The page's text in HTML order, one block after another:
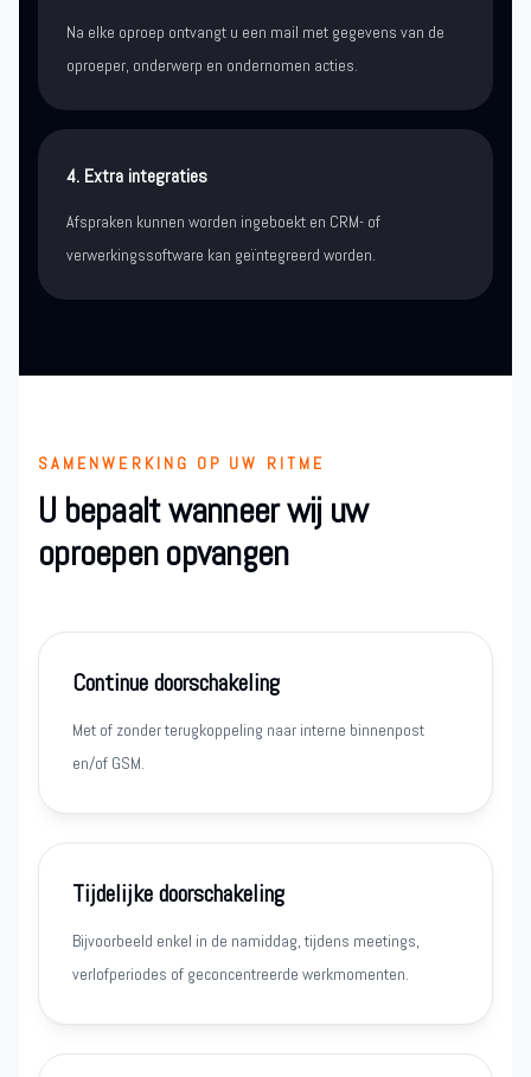
Na elke oproep ontvangt u een mail met gegevens van de
oproeper, onderwerp en ondernomen acties.
4. Extra integraties
Afspraken kunnen worden ingeboekt en CRM- of
verwerkingssoftware kan geïntegreerd worden.
SAMENWERKING OP UW RITME
U bepaalt wanneer wij uw
oproepen opvangen
Continue doorschakeling
Met of zonder terugkoppeling naar interne binnenpost
en/of GSM.
Tijdelijke doorschakeling
Bijvoorbeeld enkel in de namiddag, tijdens meetings,
verlofperiodes of geconcentreerde werkmomenten.